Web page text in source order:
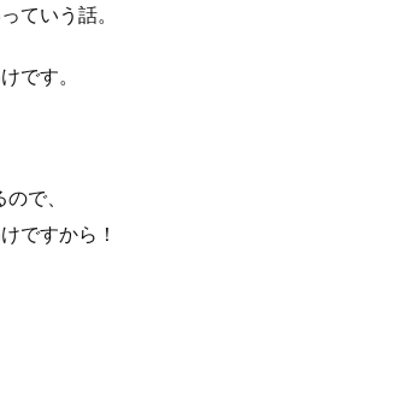
ていう話。
です。
で、
ですから！